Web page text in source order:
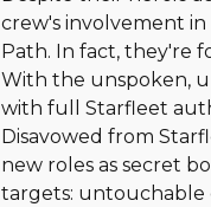
crew's involvement
Path. In fact, they're
With the unspoken,
with full Starfleet
Disavowed from
new roles as secret
targets: untouchable